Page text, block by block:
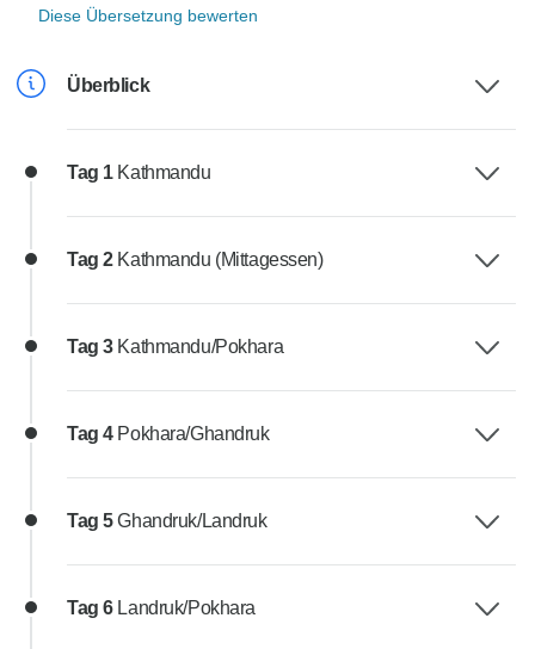
Diese Übersetzung bewerten
Überblick
Tag 1 Kathmandu
Tag 2 Kathmandu (Mittagessen)
Tag 3 Kathmandu/Pokhara
Tag 4 Pokhara/Ghandruk
Tag 5Ghandruk/Landruk
Tag 6 Landruk/Pokhara